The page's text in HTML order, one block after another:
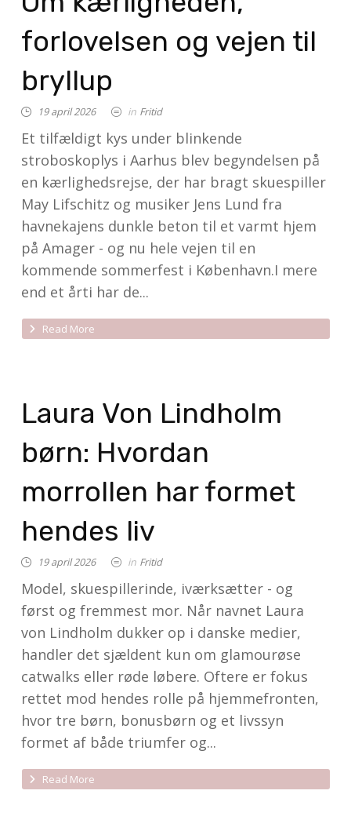
forlovelsen og vejen til
bryllup
19 april 2026 in Fritid
Et tilfældigt kys under blinkende
stroboskoplys i Aarhus blev begyndelsen på
en kærlighedsrejse, der har bragt skuespiller
May Lifschitz og musiker Jens Lund fra
havnekajens dunkle beton til et varmt hjem
på Amager - og nu hele vejen til en
kommende sommerfest i København.I mere
end et årti har de...
Read More
Laura Von Lindholm
børn: Hvordan
morrollen har formet
hendes liv
19 april 2026 in Fritid
Model, skuespillerinde, iværksætter - og
først og fremmest mor. Når navnet Laura
von Lindholm dukker op i danske medier,
handler det sjældent kun om glamourøse
catwalks eller røde løbere. Oftere er fokus
rettet mod hendes rolle på hjemmefronten,
hvor tre børn, bonusbørn og et livssyn
formet af både triumfer og...
Read More